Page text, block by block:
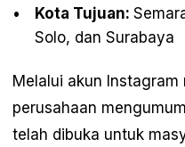
Kota Tujuan:
Solo, dan Surabaya
Melalui akun Instagram
perusahaan
telah dibuka untuk